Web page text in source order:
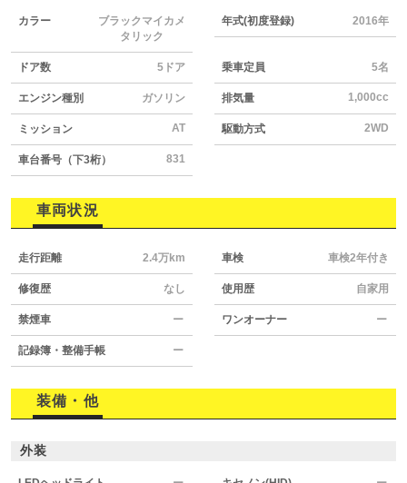
カラー
ブラックマイカメ
タリック
年式(初度登録) 2016年
ドア数 5ドア 乗車定員 5名
エンジン種別 ガソリン 排気量 1,000cc
ミッション AT 駆動方式 2WD
車台番号（下3桁） 831
車両状況
走行距離 2.4万km 車検 車検2年付き
修復歴 なし 使用歴 自家用
禁煙車 ー ワンオーナー ー
記録簿・整備手帳 ー
装備・他
外装